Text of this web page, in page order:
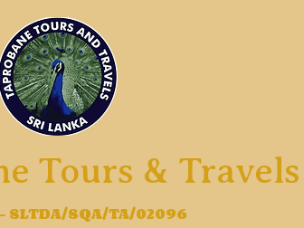
Tours & Travels
SLTDA/SQA/TA/02096